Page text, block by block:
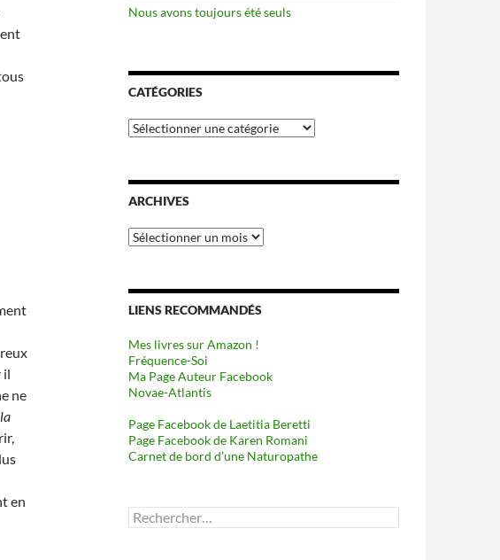
il
ne
en
Nous avons toujours été seuls
CATÉGORIES
Catégories
ARCHIVES
Archives
LIENS RECOMMANDÉS
Mes livres sur Amazon !
Fréquence-Soi
Ma Page Auteur Facebook
Novae-Atlantis
Page Facebook de Laetitia Beretti
Page Facebook de Karen Romani
Carnet de bord d’une Naturopathe
Rechercher :